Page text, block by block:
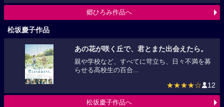
郷ひろみ作品へ
松坂慶子作品
あの花が咲く丘で、君とまた出会えたら。
親や学校など、すべてに苛立ち、日々不満を募
らせる高校生の百合...
★★★★☆ 12
松坂慶子作品へ